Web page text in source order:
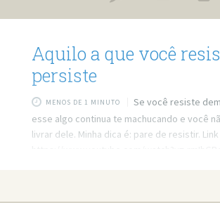
Aquilo a que você
persiste
MENOS DE 1 MINUTO
Se você resiste
esse algo continua te machucando e você
livrar dele. Minha dica é: pare de resistir.